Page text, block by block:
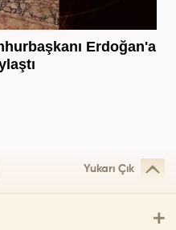
Erdoğan'a
Yukarı Çık